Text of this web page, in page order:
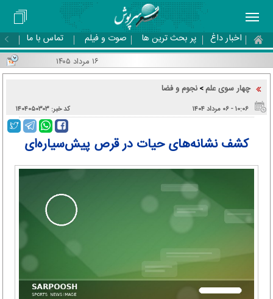
اخبار داغ پر بحث ترین ها صوت و فیلم تماس با ما
چهار سوی علم > نجوم و فضا
۱۰:۰۶ - ۰۶ مرداد ۱۴۰۴ کد خبر: ۱۴۰۴۰۵۰۳۰۳
کشف نشانه‌های حیات در قرص پیش‌سیاره‌ای